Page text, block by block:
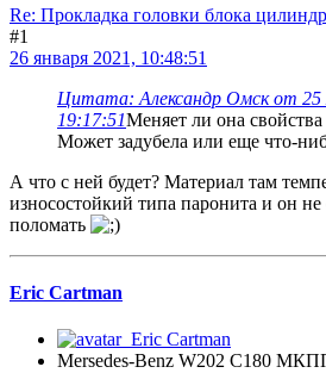
Re: Прокладка головки блока
#1
26 января 2021, 10:48:51
Цитата: Александр Омск от 25
19:17:51Меняет ли она
Может задубела или еще что-
А что с ней будет? Материал там
износостойкий типа паронита и он не
поломать
Eric Cartman
Mersedes-Benz W202 C180